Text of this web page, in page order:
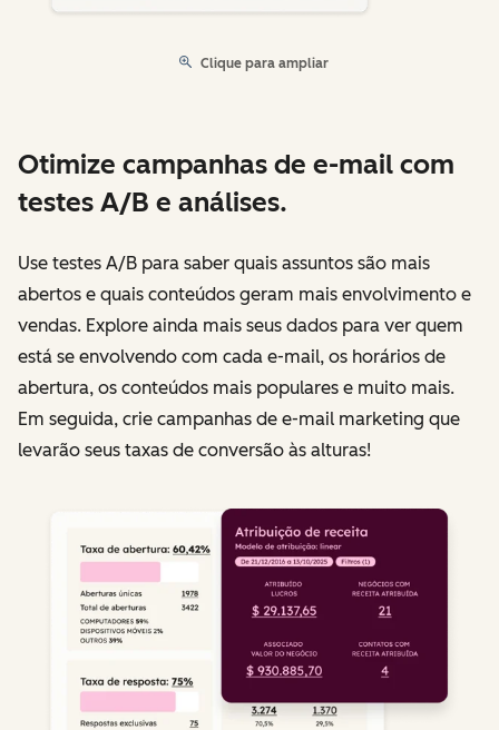
Clique para ampliar
Otimize campanhas de e-mail com
testes A/B e análises.
Use testes A/B para saber quais assuntos são mais
abertos e quais conteúdos geram mais envolvimento e
vendas. Explore ainda mais seus dados para ver quem
está se envolvendo com cada e-mail, os horários de
abertura, os conteúdos mais populares e muito mais.
Em seguida, crie campanhas de e-mail marketing que
levarão seus taxas de conversão às alturas!